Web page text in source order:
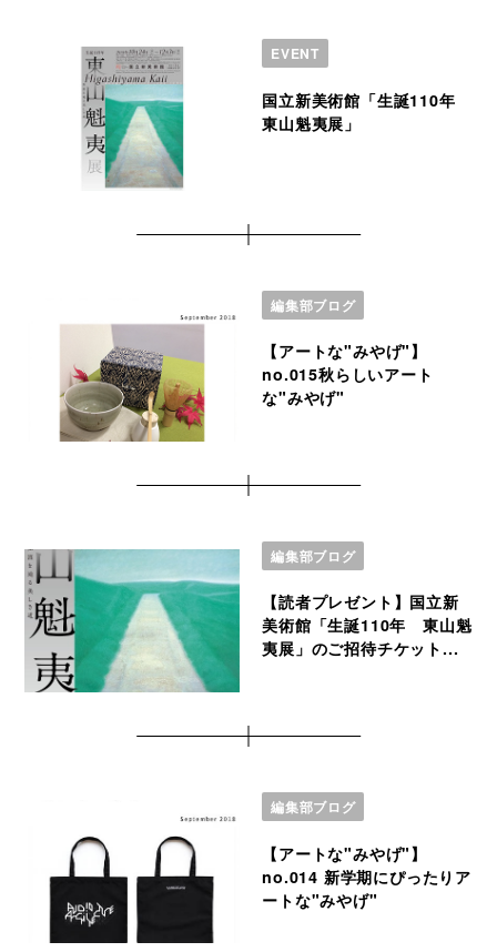
EVENT
国立新美術館「生誕110年
東山魁夷展」
編集部ブログ
【アートな"みやげ"】
no.015秋らしいアート
な"みやげ"
編集部ブログ
【読者プレゼント】国立新
美術館「生誕110年 東山魁
夷展」のご招待チケット...
編集部ブログ
【アートな"みやげ"】
no.014 新学期にぴったりア
ートな"みやげ"